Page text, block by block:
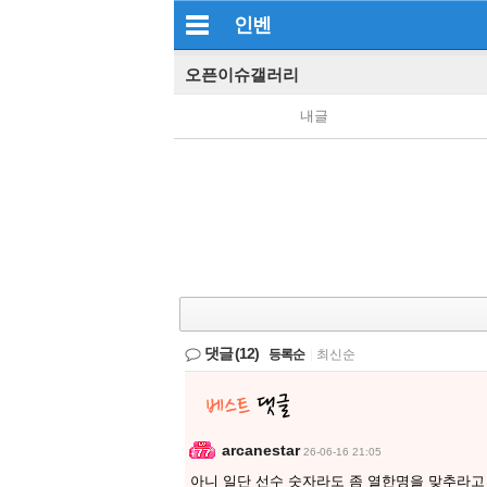
인벤
오픈이슈갤러리
내글
댓글(12) 등록순 최신순
arcanestar 26-06-16 21:05
아니 일단 선수 숫자라도 좀 열한명을 맞추라고